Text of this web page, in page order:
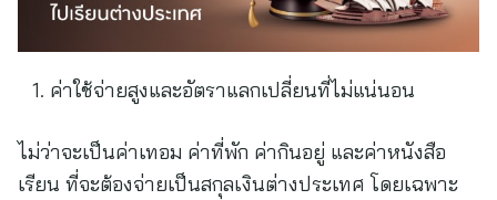
ค่าใช้จ่ายสูงและอัตราแลกเปลี่ยนที่ไม่แน่นอน
ไม่ว่าจะเป็นค่าเทอม ค่าที่พัก ค่ากินอยู่ และค่าหนังสือ
เรียน ที่จะต้องจ่ายเป็นสกุลเงินต่างประเทศ โดยเฉพาะ